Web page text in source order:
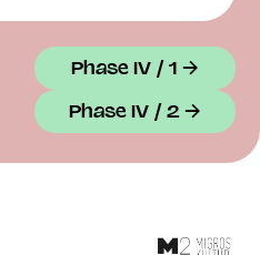
Phase IV / 1 →
Phase IV / 2 →